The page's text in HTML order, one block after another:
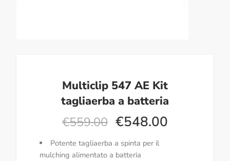
Multiclip 547 AE Kit
tagliaerba a batteria
€559.00 €548.00
Potente tagliaerba a spinta per il
mulching alimentato a batteria